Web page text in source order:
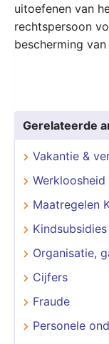
uitoefenen van
rechtspersoon
bescherming
Gerelateerde
Vakantie &
Maatregelen
Kindsubsidies
Organisatie,
Cijfers
Fraude
Personele